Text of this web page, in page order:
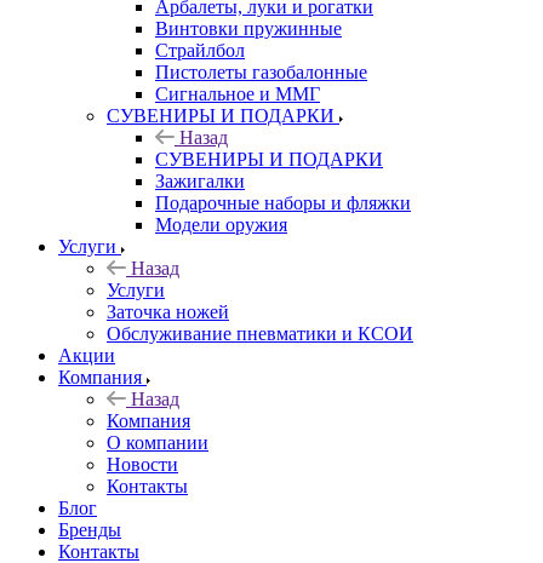
Арбалеты, луки и рогатки
Винтовки пружинные
Страйлбол
Пистолеты газобалонные
Сигнальное и ММГ
СУВЕНИРЫ И ПОДАРКИ
Назад
СУВЕНИРЫ И ПОДАРКИ
Зажигалки
Подарочные наборы и фляжки
Модели оружия
Услуги
Назад
Услуги
Заточка ножей
Обслуживание пневматики и КСОИ
Акции
Компания
Назад
Компания
О компании
Новости
Контакты
Блог
Бренды
Контакты